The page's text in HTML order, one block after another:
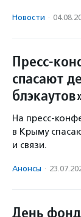
Новости ·
Пресс-
спасают
На пресс-
в Крыму
и связи.
Анонсы ·
День